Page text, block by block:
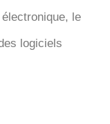
le
logiciels